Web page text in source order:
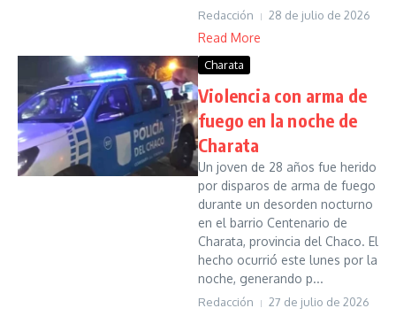
Redacción 28 de julio de 2026
Read More
Charata
Violencia con arma de
fuego en la noche de
Charata
Un joven de 28 años fue herido
por disparos de arma de fuego
durante un desorden nocturno
en el barrio Centenario de
Charata, provincia del Chaco. El
hecho ocurrió este lunes por la
noche, generando p...
Redacción 27 de julio de 2026